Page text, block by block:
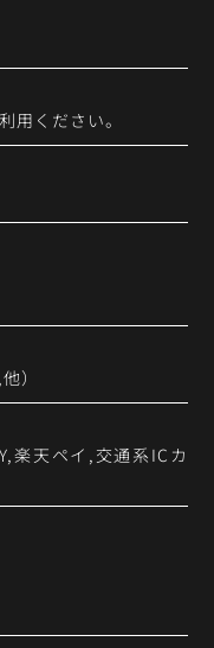
用ください。
）
楽天ペイ,交通系ICカ